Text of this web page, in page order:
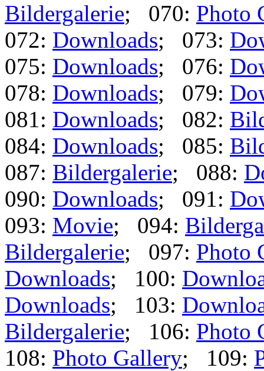
Bildergalerie; 070: Photo
072: Downloads; 073:
075: Downloads; 076:
078: Downloads; 079:
081: Downloads; 082:
084: Downloads; 085:
087: Bildergalerie; 088:
090: Downloads; 091:
093: Movie; 094:
Bildergalerie; 097: Photo
Downloads; 100:
Downloads; 103:
Bildergalerie; 106: Photo
108: Photo Gallery; 109: